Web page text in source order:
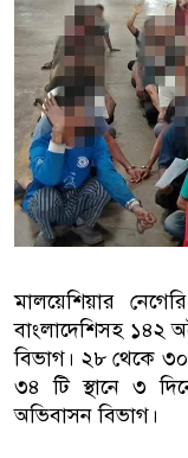
মালয়েশিয়ার
বাংলাদেশিসহ ১৪২
বিভাগ। ২৮ থেকে
৩৪ টি স্থানে ৩
অভিবাসন বিভাগ।